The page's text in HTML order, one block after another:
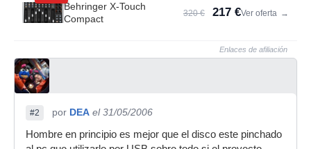
Behringer X-Touch
Compact
320 € 217 €Ver oferta →
Enlaces de afiliación
#2 por DEA el 31/05/2006
Hombre en principio es mejor que el disco este pinchado